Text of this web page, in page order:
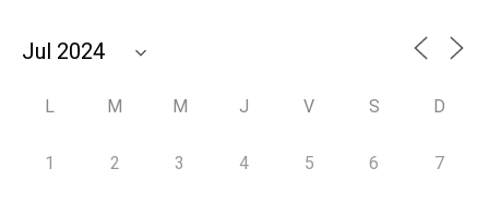
L M M J V S D
1 2 3 4 5 6 7